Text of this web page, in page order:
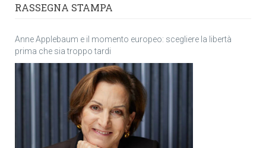
RASSEGNA STAMPA
Anne Applebaum e il momento europeo: scegliere la libertà
prima che sia troppo tardi